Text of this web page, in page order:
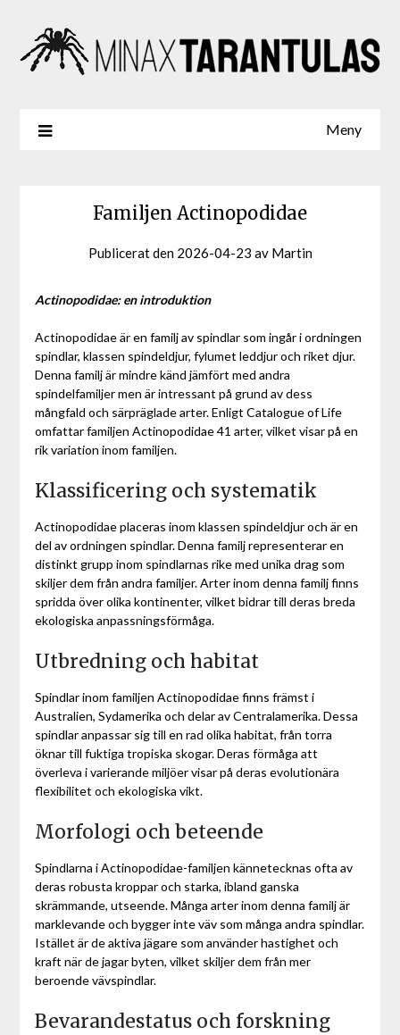
Meny
Familjen Actinopodidae
Publicerat den 2026-04-23 av Martin
Actinopodidae: en introduktion
Actinopodidae är en familj av spindlar som ingår i ordningen
spindlar, klassen spindeldjur, fylumet leddjur och riket djur.
Denna familj är mindre känd jämfört med andra
spindelfamiljer men är intressant på grund av dess
mångfald och särpräglade arter. Enligt Catalogue of Life
omfattar familjen Actinopodidae 41 arter, vilket visar på en
rik variation inom familjen.
Klassificering och systematik
Actinopodidae placeras inom klassen spindeldjur och är en
del av ordningen spindlar. Denna familj representerar en
distinkt grupp inom spindlarnas rike med unika drag som
skiljer dem från andra familjer. Arter inom denna familj finns
spridda över olika kontinenter, vilket bidrar till deras breda
ekologiska anpassningsförmåga.
Utbredning och habitat
Spindlar inom familjen Actinopodidae finns främst i
Australien, Sydamerika och delar av Centralamerika. Dessa
spindlar anpassar sig till en rad olika habitat, från torra
öknar till fuktiga tropiska skogar. Deras förmåga att
överleva i varierande miljöer visar på deras evolutionära
flexibilitet och ekologiska vikt.
Morfologi och beteende
Spindlarna i Actinopodidae-familjen kännetecknas ofta av
deras robusta kroppar och starka, ibland ganska
skrämmande, utseende. Många arter inom denna familj är
marklevande och bygger inte väv som många andra spindlar.
Istället är de aktiva jägare som använder hastighet och
kraft när de jagar byten, vilket skiljer dem från mer
beroende vävspindlar.
Bevarandestatus och forskning